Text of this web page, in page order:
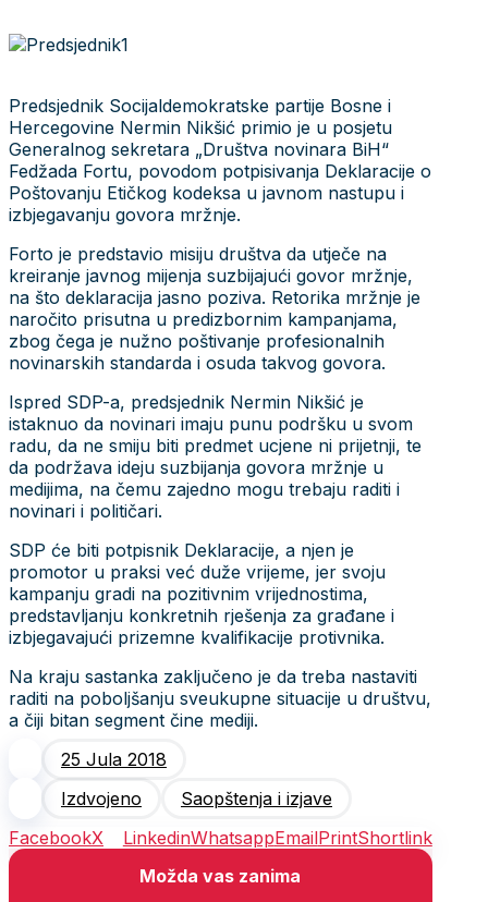
Predsjednik Socijaldemokratske partije Bosne i
Hercegovine Nermin Nikšić primio je u posjetu
Generalnog sekretara „Društva novinara BiH“
Fedžada Fortu, povodom potpisivanja Deklaracije o
Poštovanju Etičkog kodeksa u javnom nastupu i
izbjegavanju govora mržnje.
Forto je predstavio misiju društva da utječe na
kreiranje javnog mijenja suzbijajući govor mržnje,
na što deklaracija jasno poziva. Retorika mržnje je
naročito prisutna u predizbornim kampanjama,
zbog čega je nužno poštivanje profesionalnih
novinarskih standarda i osuda takvog govora.
Ispred SDP-a, predsjednik Nermin Nikšić je
istaknuo da novinari imaju punu podršku u svom
radu, da ne smiju biti predmet ucjene ni prijetnji, te
da podržava ideju suzbijanja govora mržnje u
medijima, na čemu zajedno mogu trebaju raditi i
novinari i političari.
SDP će biti potpisnik Deklaracije, a njen je
promotor u praksi već duže vrijeme, jer svoju
kampanju gradi na pozitivnim vrijednostima,
predstavljanju konkretnih rješenja za građane i
izbjegavajući prizemne kvalifikacije protivnika.
Na kraju sastanka zaključeno je da treba nastaviti
raditi na poboljšanju sveukupne situacije u društvu,
a čiji bitan segment čine mediji.
25 Jula 2018
Izdvojeno
Saopštenja i izjave
FacebookX LinkedinWhatsappEmailPrintShortlink
Možda vas zanima